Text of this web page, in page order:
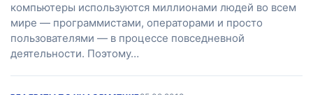
компьютеры используются миллионами людей во всем
мире — программистами, операторами и просто
пользователями — в процессе повседневной
деятельности. Поэтому…